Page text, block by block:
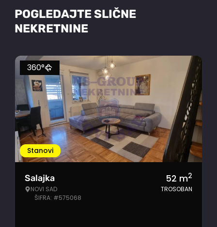
POGLEDAJTE SLIČNE
NEKRETNINE
Stanovi
360°
Salajka
NOVI SAD
ŠIFRA: #575068
52 m2
TROSOBAN